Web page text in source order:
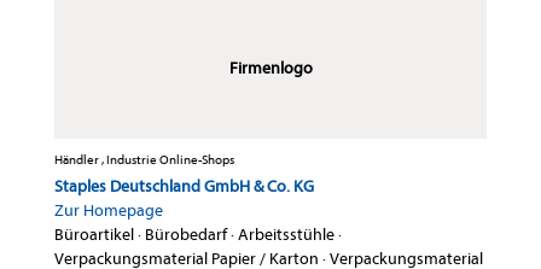
Firmenlogo
Händler , Industrie Online-Shops
Staples Deutschland GmbH & Co. KG
Zur Homepage
Büroartikel· Bürobedarf·Arbeitsstühle·
Verpackungsmaterial Papier / Karton ·Verpackungsmaterial